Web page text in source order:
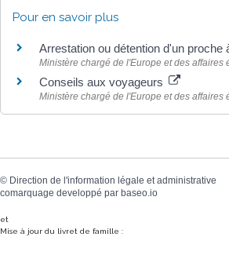
Pour en savoir plus
Arrestation ou détention d'un proche
Ministère chargé de l'Europe et des affaires
Conseils aux voyageurs
Ministère chargé de l'Europe et des affaires
© Direction de l'information légale et administrative
comarquage developpé par baseo.io
et
Mise à jour du livret de famille :